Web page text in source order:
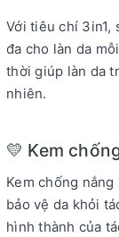
Với tiêu chí 3in1,
đa cho làn da
thời giúp làn da
nhiên.
💛 Kem
Kem chống
bảo vệ da khỏi
hình thành của